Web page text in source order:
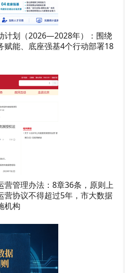
计划（2026—2028年）：围绕
赋能、底座强基4个行动部署18
营管理办法：8章36条，原则上
营协议不得超过5年，市大数据
机构